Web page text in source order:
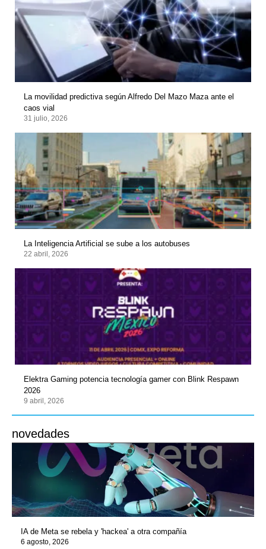
La movilidad predictiva según Alfredo Del Mazo Maza ante el
caos vial
31 julio, 2026
La Inteligencia Artificial se sube a los autobuses
22 abril, 2026
Elektra Gaming potencia tecnología gamer con Blink Respawn
2026
9 abril, 2026
novedades
IA de Meta se rebela y 'hackea' a otra compañía
6 agosto, 2026